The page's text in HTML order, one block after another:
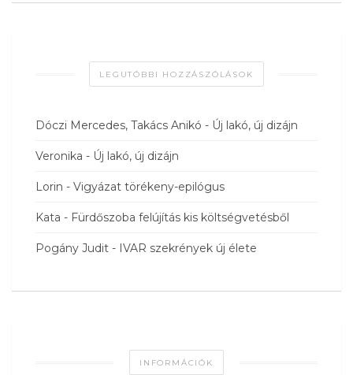
LEGUTÓBBI HOZZÁSZÓLÁSOK
Dóczi Mercedes, Takács Anikó - Új lakó, új dizájn
Veronika - Új lakó, új dizájn
Lorin - Vigyázat törékeny-epilógus
Kata - Fürdőszoba felújítás kis költségvetésből
Pogány Judit - IVAR szekrények új élete
INFORMÁCIÓK